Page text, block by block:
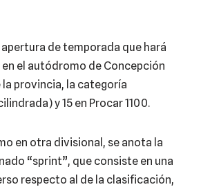
de temporada que hará
el autódromo de Concepción
provincia, la categoría
y 15 en Procar 1100.
en otra divisional, se anota la
“sprint”, que consiste en una
respecto al de la clasificación,